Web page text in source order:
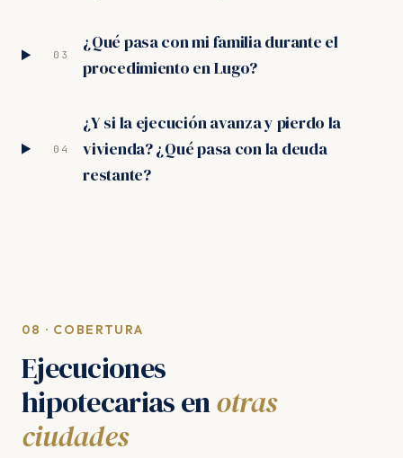
03
¿Qué pasa con mi familia durante el
procedimiento en Lugo?
04
¿Y si la ejecución avanza y pierdo la
vivienda? ¿Qué pasa con la deuda
restante?
08 · COBERTURA
Ejecuciones
hipotecarias enotras
ciudades